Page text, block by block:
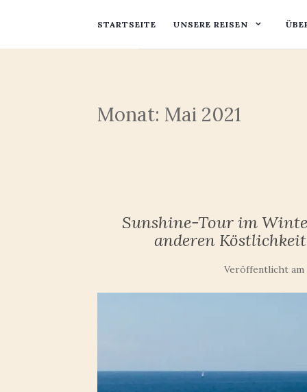
STARTSEITE UNSERE REISEN
Monat: Mai 2021
Sunshine-Tour im
anderen
Veröffentlicht am